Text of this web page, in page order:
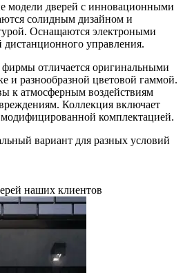
модели дверей с инновационными
солидным дизайном и
Оснащаются электроными
дистанционного управления.
отличается оригинальными
и разнообразной цветовой гаммой.
к атмосферным воздействиям
Коллекция включает
комплектацией.
вариант для разных условий
наших клиентов